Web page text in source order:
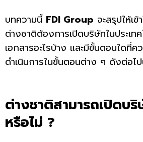
บทความนี้ FDI Group จะสรุปให้เ
ต่างชาติต้องการเปิดบริษัทในประเท
เอกสารอะไรบ้าง และมีขั้นตอนใดที่
ดำเนินการในขั้นตอนต่าง ๆ ดังต่อไ
ต่างชาติสามารถเปิดบริ
หรือไม่ ?